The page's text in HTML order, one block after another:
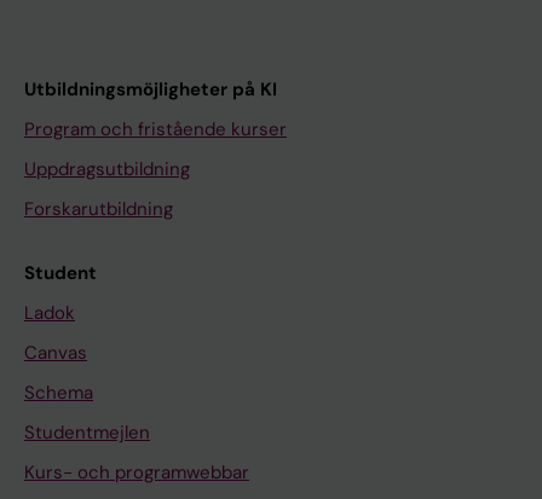
Utbildningsmöjligheter på KI
Program och fristående kurser
Uppdragsutbildning
Forskarutbildning
Student
Ladok
Canvas
Schema
Studentmejlen
Kurs- och programwebbar